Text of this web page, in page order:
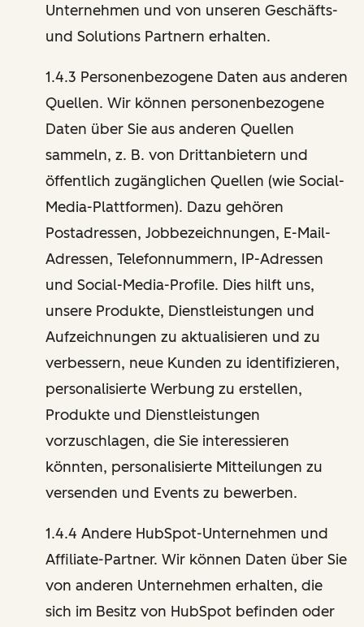
Unternehmen und von unseren Geschäfts-
und Solutions Partnern erhalten.
1.4.3 Personenbezogene Daten aus anderen
Quellen. Wir können personenbezogene
Daten über Sie aus anderen Quellen
sammeln, z. B. von Drittanbietern und
öffentlich zugänglichen Quellen (wie Social-
Media-Plattformen). Dazu gehören
Postadressen, Jobbezeichnungen, E-Mail-
Adressen, Telefonnummern, IP-Adressen
und Social-Media-Profile. Dies hilft uns,
unsere Produkte, Dienstleistungen und
Aufzeichnungen zu aktualisieren und zu
verbessern, neue Kunden zu identifizieren,
personalisierte Werbung zu erstellen,
Produkte und Dienstleistungen
vorzuschlagen, die Sie interessieren
könnten, personalisierte Mitteilungen zu
versenden und Events zu bewerben.
1.4.4 Andere HubSpot-Unternehmen und
Affiliate-Partner. Wir können Daten über Sie
von anderen Unternehmen erhalten, die
sich im Besitz von HubSpot befinden oder